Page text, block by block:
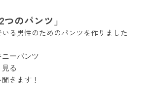
のパンツ」
る男性のためのパンツを作りました
ニーパンツ
る
きます！